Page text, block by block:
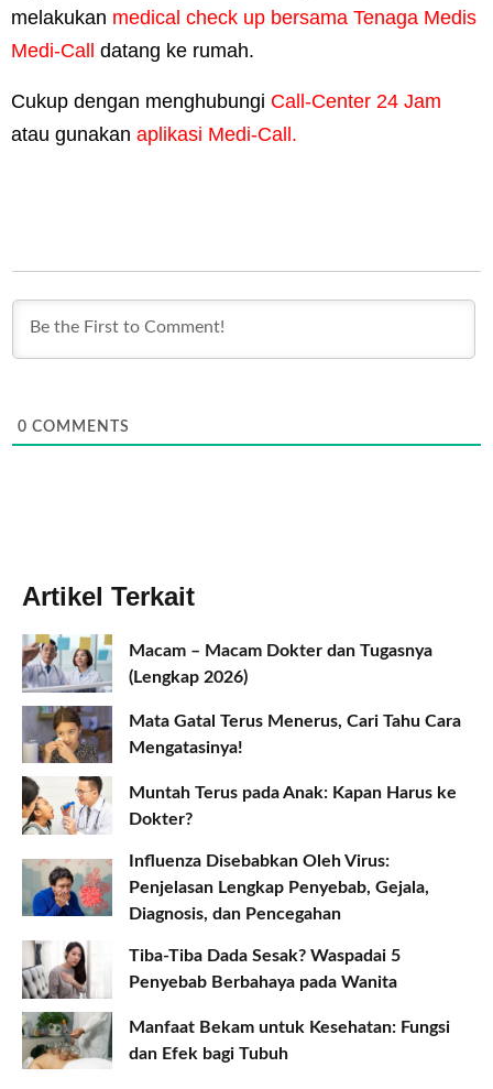
melakukan medical check up bersama Tenaga Medis
Medi-Call
datang ke rumah.
Cukup dengan menghubungi Call-Center 24 Jam
atau gunakan aplikasi Medi-Call.
0 COMMENTS
Artikel Terkait
Macam – Macam Dokter dan Tugasnya
(Lengkap 2026)
Mata Gatal Terus Menerus, Cari Tahu Cara
Mengatasinya!
Muntah Terus pada Anak: Kapan Harus ke
Dokter?
Influenza Disebabkan Oleh Virus:
Penjelasan Lengkap Penyebab, Gejala,
Diagnosis, dan Pencegahan
Tiba-Tiba Dada Sesak? Waspadai 5
Penyebab Berbahaya pada Wanita
Manfaat Bekam untuk Kesehatan: Fungsi
dan Efek bagi Tubuh